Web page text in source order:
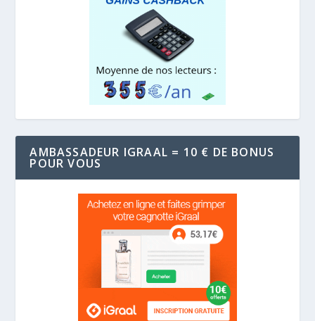
AMBASSADEUR IGRAAL = 10 € DE BONUS
POUR VOUS